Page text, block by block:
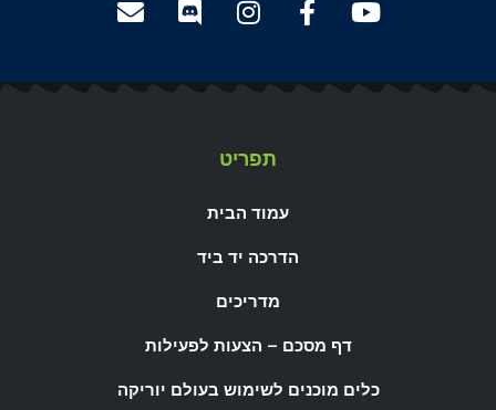
תפריט
עמוד הבית
הדרכה יד ביד
מדריכים
דף מסכם – הצעות לפעילות
כלים מוכנים לשימוש בעולם יוריקה